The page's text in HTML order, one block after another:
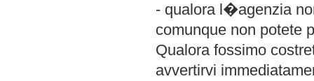
- qualora l�agenzia
comunque non
Qualora fossimo
avvertirvi